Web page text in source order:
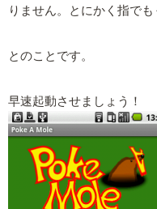
りません。とにかく指で
とのことです。
早速起動させましょう！